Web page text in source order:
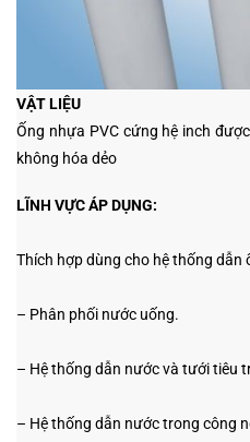
VẬT LIỆU
Ống nhựa PVC cứng hệ inch
không hóa dẻo
LĨNH VỰC ÁP DỤNG:
Thích hợp dùng cho hệ thống
– Phân phối nước uống.
– Hệ thống dẫn nước và tưới tiêu
– Hệ thống dẫn nước trong công